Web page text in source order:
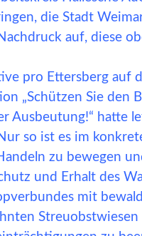
die Stadt
auf, diese
pro Ettersberg auf
„Schützen Sie den
Ausbeutung!“ hatte
so ist es im
zu bewegen
und Erhalt des
mit